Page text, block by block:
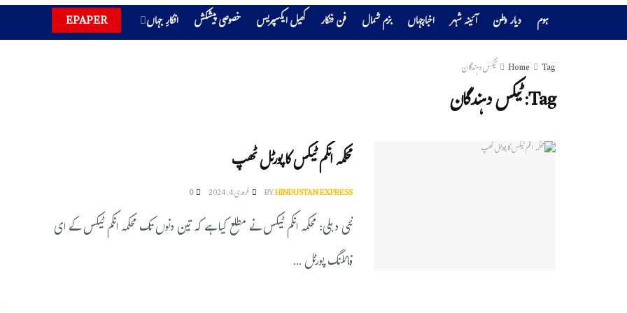
ہوم دیار وطن آئینہ شہر اخبارجہاں بزم شمال فن فنکار کھیل ایکسپریس خصوصی پیشکش افکارِ جہاں EPAPER
Home Tag ٹیکس دہندگان
Tag:ٹیکس دہندگان
محکمہ انکم ٹیکس کا پورٹل ٹھپ
BYHINDUSTAN EXPRESS فروری 4, 2024 0
نئی دہلی: محکمہ انکم ٹیکس نے مطلع کیا ہے کہ تین دنوں تک محکمہ انکم ٹیکس کے ای
فائلنگ پورٹل ...